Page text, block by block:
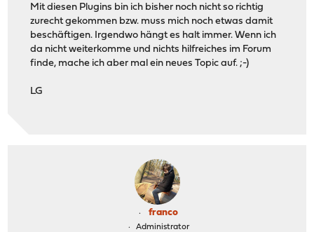
Mit diesen Plugins bin ich bisher noch nicht so richtig
zurecht gekommen bzw. muss mich noch etwas damit
beschäftigen. Irgendwo hängt es halt immer. Wenn ich
da nicht weiterkomme und nichts hilfreiches im Forum
finde, mache ich aber mal ein neues Topic auf. ;-)
LG
franco
Administrator